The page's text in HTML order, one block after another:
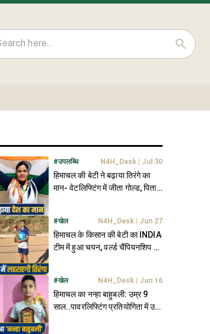
#उपलब्धि N4H_Desk Jul 30
हिमाचल की बेटी ने बढ़ाया तिरंगे का
मान- वेटलिफ्टिंग में जीता गोल्ड, पिता
#खेल N4H_Desk Jun 27
हिमाचल के किसान की बेटी का INDIA
टीम में हुआ चयन, वर्ल्ड चैंपियनशिप में
#खेल N4H_Desk Jun 16
हिमाचल का नन्हा बाहुबली: उम्र 9
साल..पावरलिफ्टिंग प्रतियोगिता में उठा